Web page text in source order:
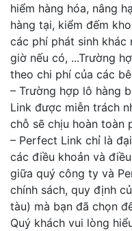
hiểm hàng hóa, nâng
hàng tại, kiểm đếm
các phí phát sinh khác
giờ nếu có, ...Trường
theo chi phí của các
– Trường hợp lô hàng
Link được miễn trách
chỗ sẽ chịu hoàn toàn
– Perfect Link chỉ là
các điều khoản và
giữa quý công ty và
chính sách, quy định
tàu) mà bạn đã chọn
Quý khách vui lòng